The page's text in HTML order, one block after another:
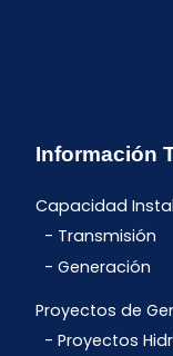
Información
Capacidad
Transmisión
Generación
Proyectos de
Proyectos